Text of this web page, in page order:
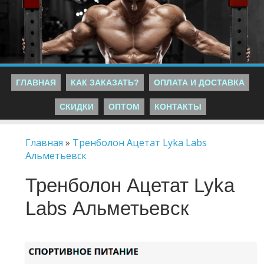
ГЛАВНАЯ КАК ЗАКАЗАТЬ? ОПЛАТА И ДОСТАВКА
СКИДКИ ОПТОМ КОНТАКТЫ
Главная » Тренболон Ацетат Lyka Labs
Альметьевск
Тренболон Ацетат Lyka
Labs Альметьевск